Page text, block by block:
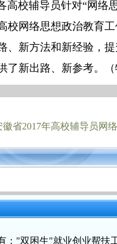
校辅导员针对“网络
校网络思想政治教育
、新方法和新经验，
了新出路、新参考。
省2017年高校辅导员网
："双困生"就业创业帮扶